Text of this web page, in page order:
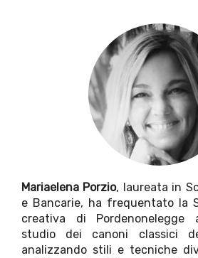
Mariaelena Porzio, laureata in
e Bancarie, ha frequentato la
creativa di Pordenonelegge
studio dei canoni classici
analizzando stili e tecniche